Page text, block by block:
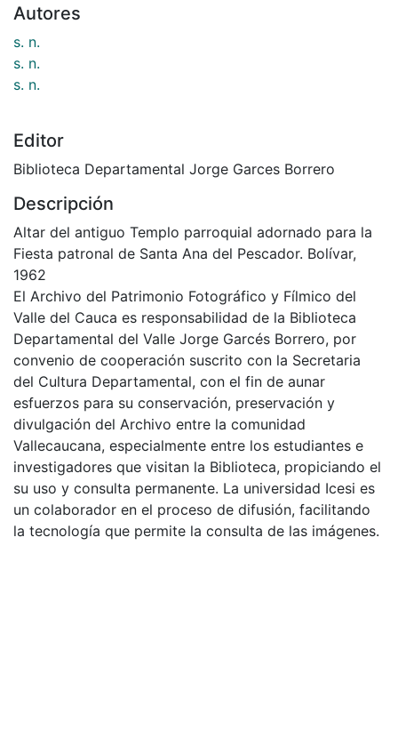
Autores
s. n.
s. n.
s. n.
Editor
Biblioteca Departamental Jorge Garces Borrero
Descripción
Altar del antiguo Templo parroquial adornado para la
Fiesta patronal de Santa Ana del Pescador. Bolívar,
1962
El Archivo del Patrimonio Fotográfico y Fílmico del
Valle del Cauca es responsabilidad de la Biblioteca
Departamental del Valle Jorge Garcés Borrero, por
convenio de cooperación suscrito con la Secretaria
del Cultura Departamental, con el fin de aunar
esfuerzos para su conservación, preservación y
divulgación del Archivo entre la comunidad
Vallecaucana, especialmente entre los estudiantes e
investigadores que visitan la Biblioteca, propiciando el
su uso y consulta permanente. La universidad Icesi es
un colaborador en el proceso de difusión, facilitando
la tecnología que permite la consulta de las imágenes.